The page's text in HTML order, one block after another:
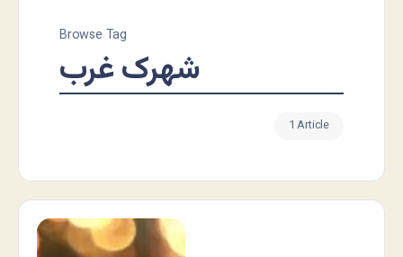
Browse Tag
شهرک غرب
1 Article